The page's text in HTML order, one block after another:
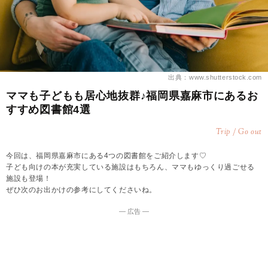
出典：www.shutterstock.com
ママも子どもも居心地抜群♪福岡県嘉麻市にあるお
すすめ図書館4選
Trip / Go out
今回は、福岡県嘉麻市にある4つの図書館をご紹介します♡
子ども向けの本が充実している施設はもちろん、ママもゆっくり過ごせる
施設も登場！
ぜひ次のお出かけの参考にしてくださいね。
― 広告 ―